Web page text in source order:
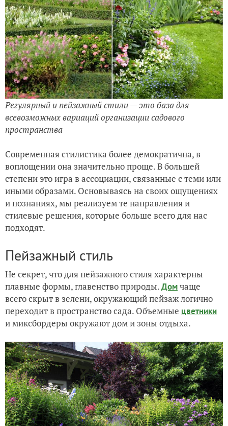
Регулярный и пейзажный стили — это база для
всевозможных вариаций организации садового
пространства
Современная стилистика более демократична, в
воплощении она значительно проще. В большей
степени это игра в ассоциации, связанные с теми или
иными образами. Основываясь на своих ощущениях
и познаниях, мы реализуем те направления и
стилевые решения, которые больше всего для нас
подходят.
Пейзажный стиль
Не секрет, что для пейзажного стиля характерны
плавные формы, главенство природы.Домчаще
всего скрыт в зелени, окружающий пейзаж логично
переходит в пространство сада. Объемные цветники
и миксбордеры окружают дом и зоны отдыха.